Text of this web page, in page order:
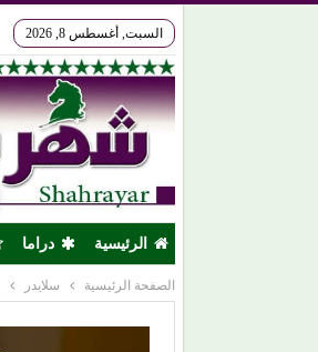
السبت, أغسطس 8, 2026
الرئيسية دراما
الصفحة الرئيسية سلايدر